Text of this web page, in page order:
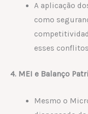
A aplicação
como
esses
4. MEI e Balanço
Mesmo o